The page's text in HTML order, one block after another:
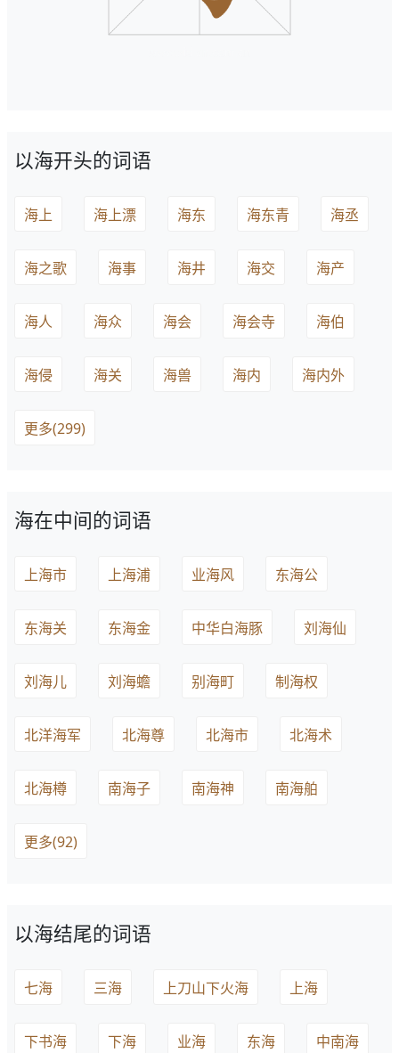
以海开头的词语
海上 海上漂 海东 海东青 海丞
海之歌 海事 海井 海交 海产
海人 海众 海会 海会寺 海伯
海侵 海关 海兽 海内 海内外
更多(299)
海在中间的词语
上海市 上海浦 业海风 东海公
东海关 东海金 中华白海豚 刘海仙
刘海儿 刘海蟾 别海町 制海权
北洋海军 北海尊 北海市 北海术
北海樽 南海子 南海神 南海舶
更多(92)
以海结尾的词语
七海 三海 上刀山下火海 上海
下书海 下海 业海 东海 中南海